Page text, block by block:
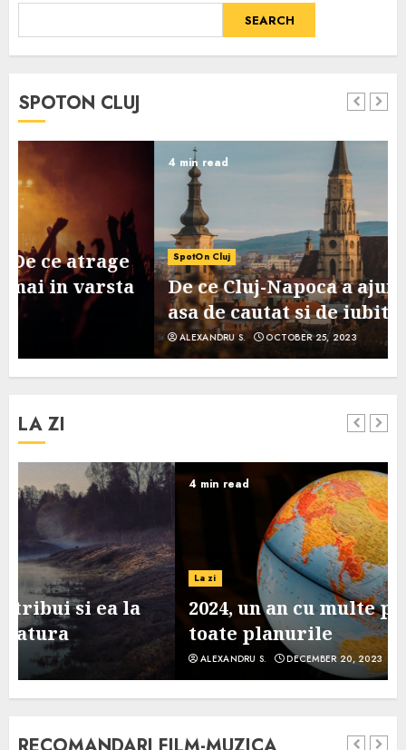
SEARCH
SPOTON CLUJ
SpotOn Cluj
De ce Cluj-Napoca a ajuns un oras
asa de cautat si de iubit?
OCTOBER 25, 2023
LA ZI
4 min read
La zi
2024, un an cu multe provocari pe
toate planurile
ALEXANDRU S. DECEMBER 20, 2023